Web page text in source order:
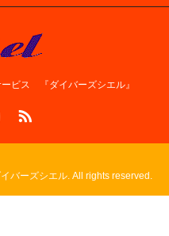
ビス 『ダイバーズシエル』
バーズシエル. All rights reserved.